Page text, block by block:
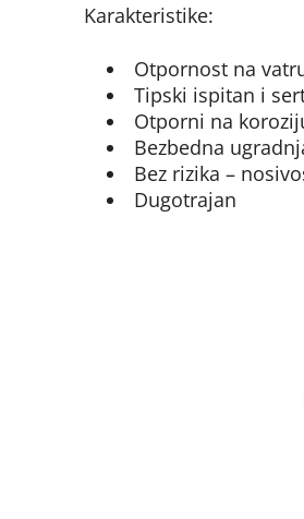
Karakteristike:
Otpornost na
Tipski ispitan i
Otporni na
Bezbedna
Bez rizika –
Dugotrajan